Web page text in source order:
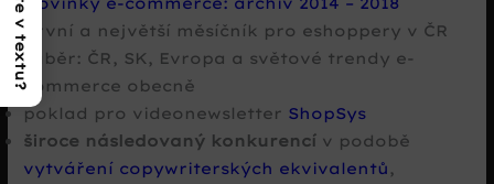
první a největší měsíčník pro eshoppery v ČR
záběr: ČR, SK, Evropa a světové trendy e-
commerce obecně
poklad pro videonewsletter ShopSys
široce následovaný konkurencí v podobě
vytváření copywriterských ekvivalentů ,